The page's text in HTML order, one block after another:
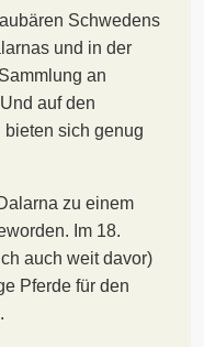
Schwedens
und in der
an
auf den
bieten sich genug
zu einem
Im 18.
auch weit davor)
Pferde für den